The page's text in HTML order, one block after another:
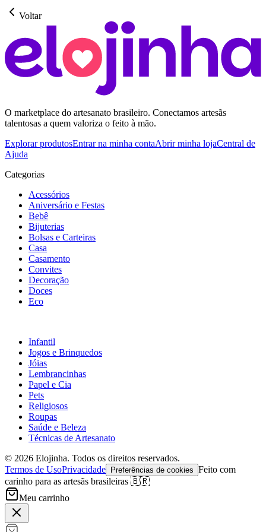
Voltar
O marketplace do artesanato brasileiro. Conectamos artesãs
talentosas a quem valoriza o feito à mão.
Explorar produtosEntrar na minha contaAbrir minha lojaCentral de
Ajuda
Categorias
Acessórios
Aniversário e Festas
Bebê
Bijuterias
Bolsas e Carteiras
Casa
Casamento
Convites
Decoração
Doces
Eco
Infantil
Jogos e Brinquedos
Jóias
Lembrancinhas
Papel e Cia
Pets
Religiosos
Roupas
Saúde e Beleza
Técnicas de Artesanato
© 2026 Elojinha. Todos os direitos reservados.
Termos de UsoPrivacidade Preferências de cookies Feito com
carinho para as artesãs brasileiras 🇧🇷
Meu carrinho